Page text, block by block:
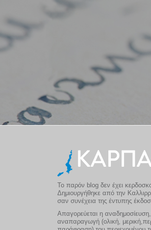
Το παρόν blog δεν έχει
Δημιουργήθηκε από την
σαν συνέχεια της έντυπης
Απαγορεύεται η
αναπαραγωγή (ολική,